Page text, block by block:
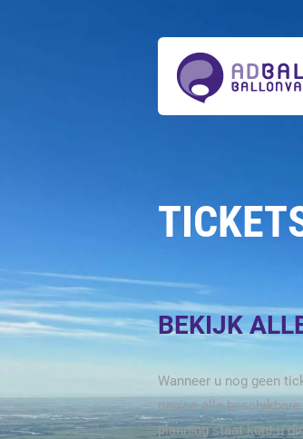
BEKIJK
Wanneer u nog geen
pagina alle
planning staat kunt u